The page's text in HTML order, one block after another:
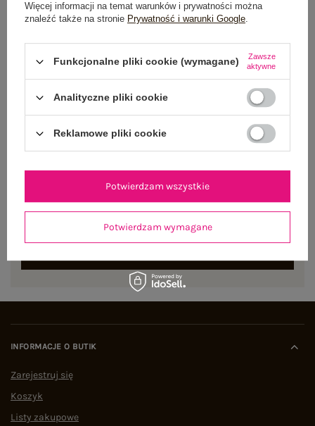
ZWROTY I REKLAMACJE
NEWSLETTER
pierwsze zamówienie
INFORMACJE O BUTIK
Zarejestruj się
Koszyk
Listy zakupowe
Więcej informacji na temat warunków i prywatności można
znaleźć także na stronie Prywatność i warunki Google.
Funkcjonalne pliki cookie (wymagane)
Zawsze
aktywne
Analityczne pliki cookie
Reklamowe pliki cookie
Potwierdzam wymagane
Potwierdzam wszystkie